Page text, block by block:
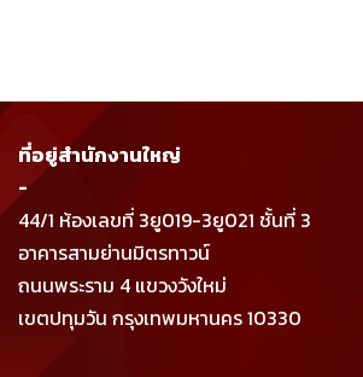
ที่อยู่สำนักงานใหญ่
-
44/1 ห้องเลขที่ 3ยู019-3ยู021 ชั้นที่ 3
อาคารสามย่านมิตรทาวน์
ถนนพระราม 4 แขวงวังใหม่
เขตปทุมวัน กรุงเทพมหานคร 10330